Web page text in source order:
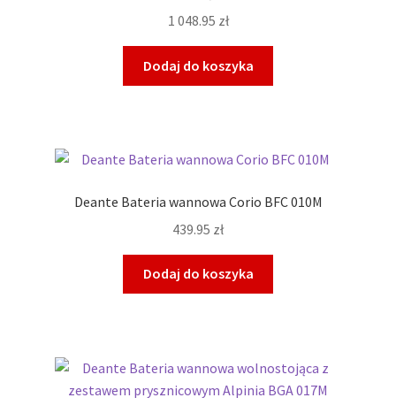
1 048.95 zł
Dodaj do koszyka
Deante Bateria wannowa Corio BFC 010M
439.95 zł
Dodaj do koszyka